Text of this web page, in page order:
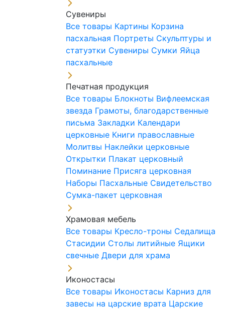
Сувениры
Все товары Картины Корзина
пасхальная Портреты Скульптуры и
статуэтки Сувениры Сумки Яйца
пасхальные
Печатная продукция
Все товары Блокноты Вифлеемская
звезда Грамоты, благодарственные
письма Закладки Календари
церковные Книги православные
Молитвы Наклейки церковные
Открытки Плакат церковный
Поминание Присяга церковная
Наборы Пасхальные Свидетельство
Сумка-пакет церковная
Храмовая мебель
Все товары Кресло-троны Седалища
Стасидии Столы литийные Ящики
свечные Двери для храма
Иконостасы
Все товары Иконостасы Карниз для
завесы на царские врата Царские